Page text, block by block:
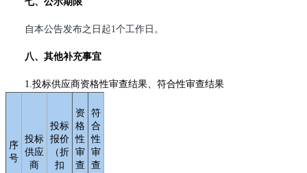
自本公告发布之日起1个工作日。
八、其他补充事宜
1. 投标供应商资格性审查结果、符合性审查结果
序
号
投标
供应
商
投标
报价
（折
扣
资
格
性
审
查
符
合
性
审
查